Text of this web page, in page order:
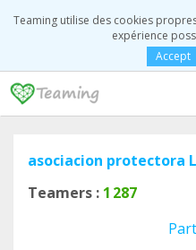
Teaming utilise des cookies
expérience
Accept
asociacion protectora
Teamers : 1 287